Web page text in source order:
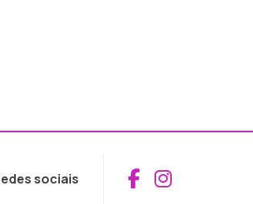
sociais Aceder ao
Aceder